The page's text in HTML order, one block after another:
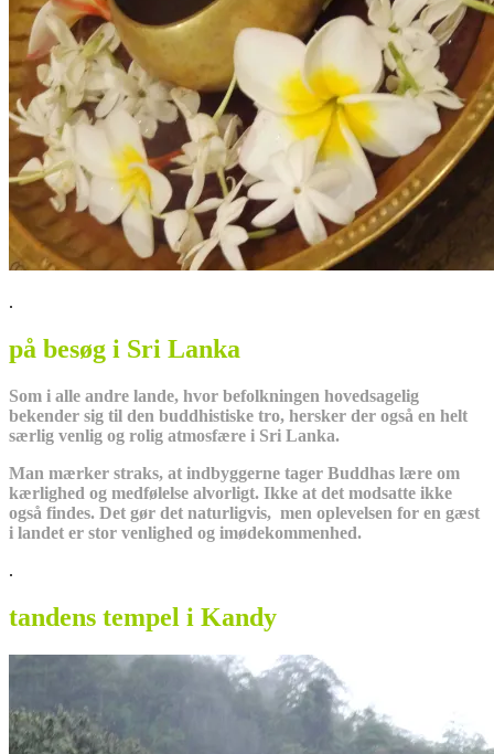
.
på besøg i Sri Lanka
Som i alle andre lande, hvor befolkningen hovedsagelig
bekender sig til den buddhistiske tro, hersker der også en helt
særlig venlig og rolig atmosfære i Sri Lanka.
Man mærker straks, at indbyggerne tager Buddhas lære om
kærlighed og medfølelse alvorligt. Ikke at det modsatte ikke
også findes. Det gør det naturligvis, men oplevelsen for en gæst
i landet er stor venlighed og imødekommenhed.
.
tandens tempel i Kandy